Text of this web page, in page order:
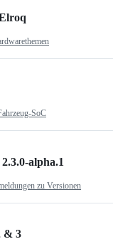
SoC
alpha.1
zu Versionen
& 3